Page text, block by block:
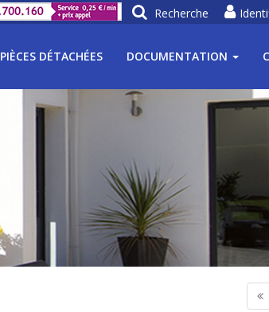
Recherche
PIÈCES DÉTACHÉES DOCUMENTATION